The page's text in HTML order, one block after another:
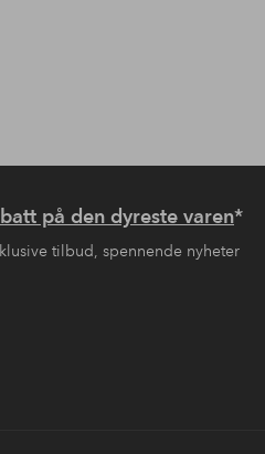
på den dyreste varen*
tilbud, spennende nyheter